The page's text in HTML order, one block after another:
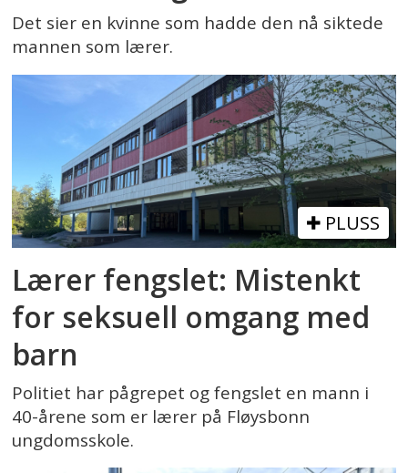
Det sier en kvinne som hadde den nå siktede
mannen som lærer.
PLUSS
Lærer fengslet: Mistenkt
for seksuell omgang med
barn
Politiet har pågrepet og fengslet en mann i
40-årene som er lærer på Fløysbonn
ungdomsskole.